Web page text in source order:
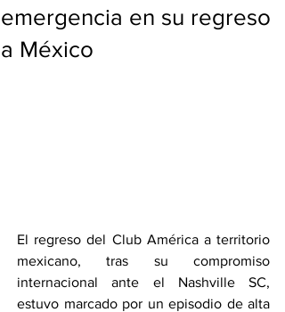
emergencia en su regreso
a México
El regreso del Club América a territorio
mexicano, tras su compromiso
internacional ante el Nashville SC,
estuvo marcado por un episodio de alta